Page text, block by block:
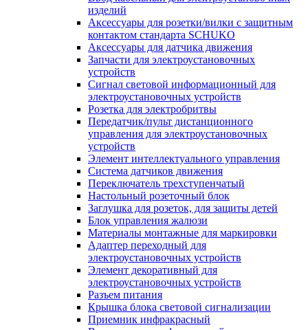
изделий
Аксессуары для розетки/вилки с защитным
контактом стандарта SCHUKO
Аксессуары для датчика движения
Запчасти для электроустановочных
устройств
Сигнал световой информационный для
электроустановочных устройств
Розетка для электробритвы
Передатчик/пульт дистанционного
управления для электроустановочных
устройств
Элемент интеллектуального управления
Система датчиков движения
Переключатель трехступенчатый
Настольный розеточный блок
Заглушка для розеток, для защиты детей
Блок управления жалюзи
Материалы монтажные для маркировки
Адаптер переходный для
электроустановочных устройств
Элемент декоративный для
электроустановочных устройств
Разъем питания
Крышка блока световой сигнализации
Приемник инфракрасный